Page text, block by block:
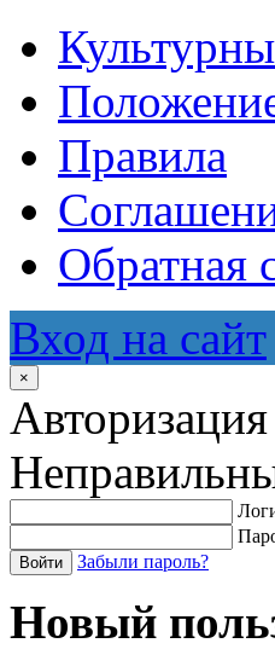
Правила
Обратная
Вход на сайт
×
Авторизация
Войти Забыли пароль?
Новый